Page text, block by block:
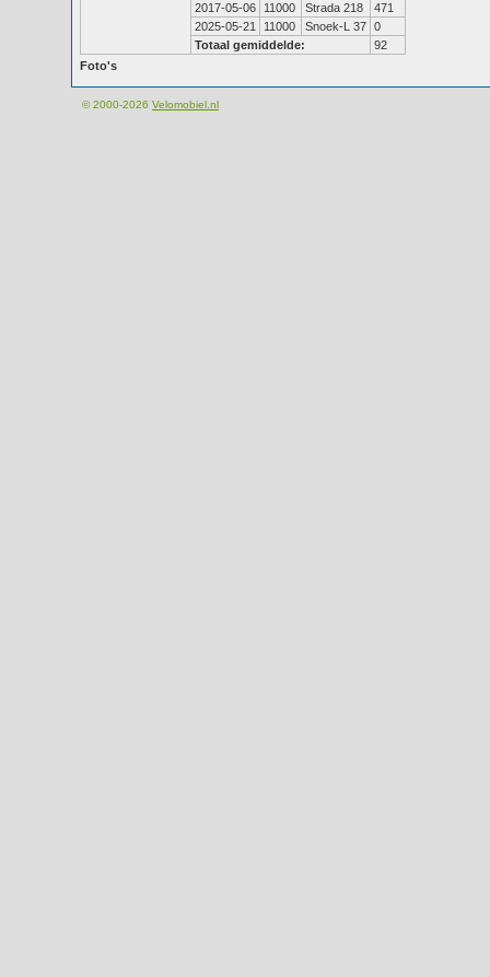
2017-05-06
11000 Strada 218
471
2025-05-21
11000 Snoek-L 37 0
Totaal gemiddelde:
92
Foto's
© 2000-2026 Velomobiel.nl